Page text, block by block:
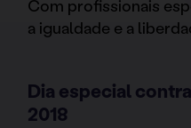
Com profissionais
a igualdade e a
Dia especial
2018